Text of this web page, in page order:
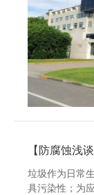
【防腐蚀浅
垃圾作为日常
具污染性；为